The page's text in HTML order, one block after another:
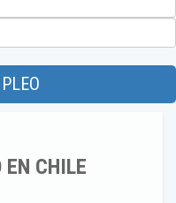
EN CHILE